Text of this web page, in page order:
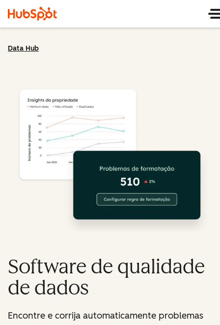
Data Hub
Software de qualidade
de dados
Encontre e corrija automaticamente problemas